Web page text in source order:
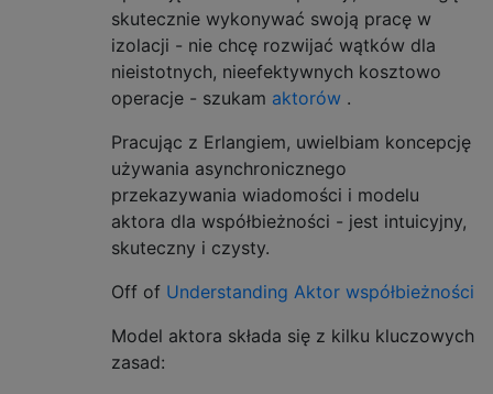
skutecznie wykonywać swoją pracę w
izolacji - nie chcę rozwijać wątków dla
nieistotnych, nieefektywnych kosztowo
operacje - szukam aktorów .
Pracując z Erlangiem, uwielbiam koncepcję
używania asynchronicznego
przekazywania wiadomości i modelu
aktora dla współbieżności - jest intuicyjny,
skuteczny i czysty.
Off of Understanding Aktor współbieżności
Model aktora składa się z kilku kluczowych
zasad: